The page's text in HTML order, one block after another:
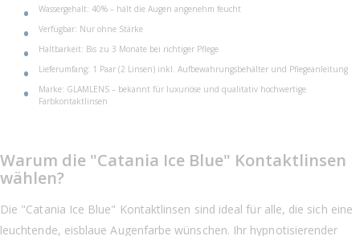
Wassergehalt: 40% – hält die Augen angenehm feucht
Verfügbar: Nur ohne Stärke
Haltbarkeit: Bis zu 3 Monate bei richtiger Pflege
Lieferumfang: 1 Paar (2 Linsen) inkl. Aufbewahrungsbehälter und Pflegeanleitung
Marke: GLAMLENS – bekannt für luxuriöse und qualitativ hochwertige
Farbkontaktlinsen
Warum die "Catania Ice Blue" Kontaktlinsen
wählen?
Die "Catania Ice Blue" Kontaktlinsen sind ideal für alle, die sich eine
leuchtende, eisblaue Augenfarbe wünschen. Ihr hypnotisierender